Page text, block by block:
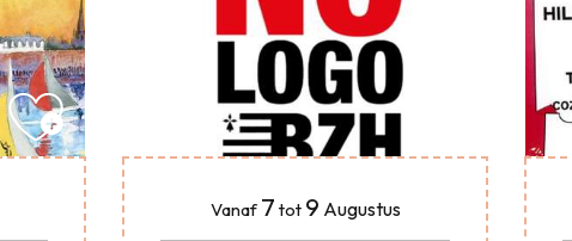
Vanaf 7 tot 9 Augustus